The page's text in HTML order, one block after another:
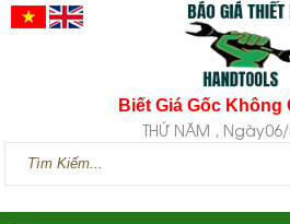
Biết Giá Gốc Không
THỨ NĂM ,